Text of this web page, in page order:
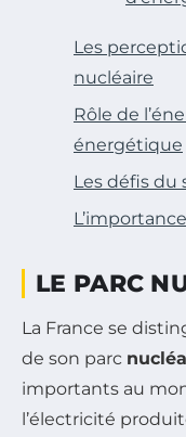
Les
nucléaire
Rôle de
énergétique
Les défis du
LE PARC
La France se
de son parc
importants au
l’électricité